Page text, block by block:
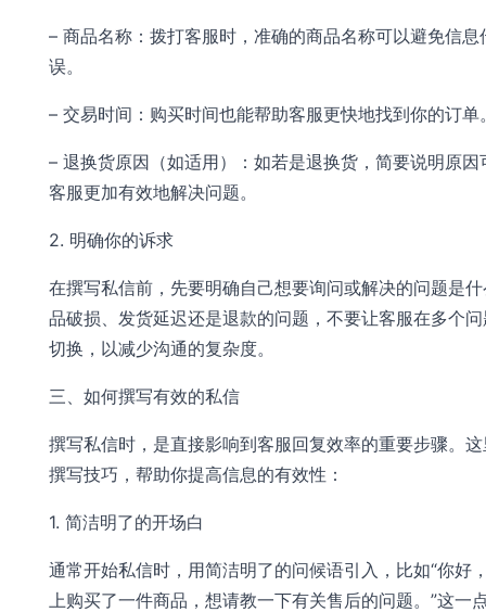
– 商品名称：拨打客服时，准确的商品名称可以避免信息
误。
– 交易时间：购买时间也能帮助客服更快地找到你的订单
– 退换货原因（如适用）：如若是退换货，简要说明原因
客服更加有效地解决问题。
2. 明确你的诉求
在撰写私信前，先要明确自己想要询问或解决的问题是
品破损、发货延迟还是退款的问题，不要让客服在多个
切换，以减少沟通的复杂度。
三、如何撰写有效的私信
撰写私信时，是直接影响到客服回复效率的重要步骤。
撰写技巧，帮助你提高信息的有效性：
1. 简洁明了的开场白
通常开始私信时，用简洁明了的问候语引入，比如“你好
上购买了一件商品，想请教一下有关售后的问题。”这一